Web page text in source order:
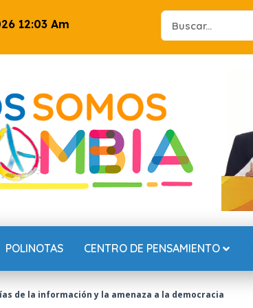
12:03 Am
Search
...
POLINOTAS CENTRO DE PENSAMIENTO
de la información y la amenaza a la democracia